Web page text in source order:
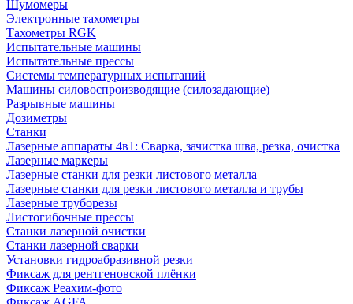
Шумомеры
Электронные тахометры
Тахометры RGK
Испытательные машины
Испытательные прессы
Системы температурных испытаний
Машины силовоспроизводящие (силозадающие)
Разрывные машины
Дозиметры
Станки
Лазерные аппараты 4в1: Сварка, зачистка шва, резка, очистка
Лазерные маркеры
Лазерные станки для резки листового металла
Лазерные станки для резки листового металла и трубы
Лазерные труборезы
Листогибочные прессы
Станки лазерной очистки
Станки лазерной сварки
Установки гидроабразивной резки
Фиксаж для рентгеновской плёнки
Фиксаж Реахим-фото